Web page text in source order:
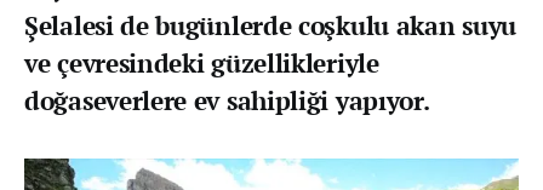
Şelalesi de bugünlerde coşkulu akan suyu
ve çevresindeki güzellikleriyle
doğaseverlere ev sahipliği yapıyor.